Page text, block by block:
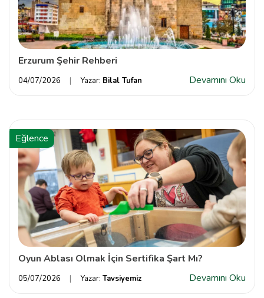
Erzurum Şehir Rehberi
04/07/2026 Yazar: Bilal Tufan Devamını Oku
Eğlence
Oyun Ablası Olmak İçin Sertifika Şart Mı?
05/07/2026 Yazar: Tavsiyemiz Devamını Oku